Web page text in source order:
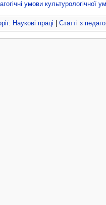
умови культурологічної
: Наукові праці Статті з